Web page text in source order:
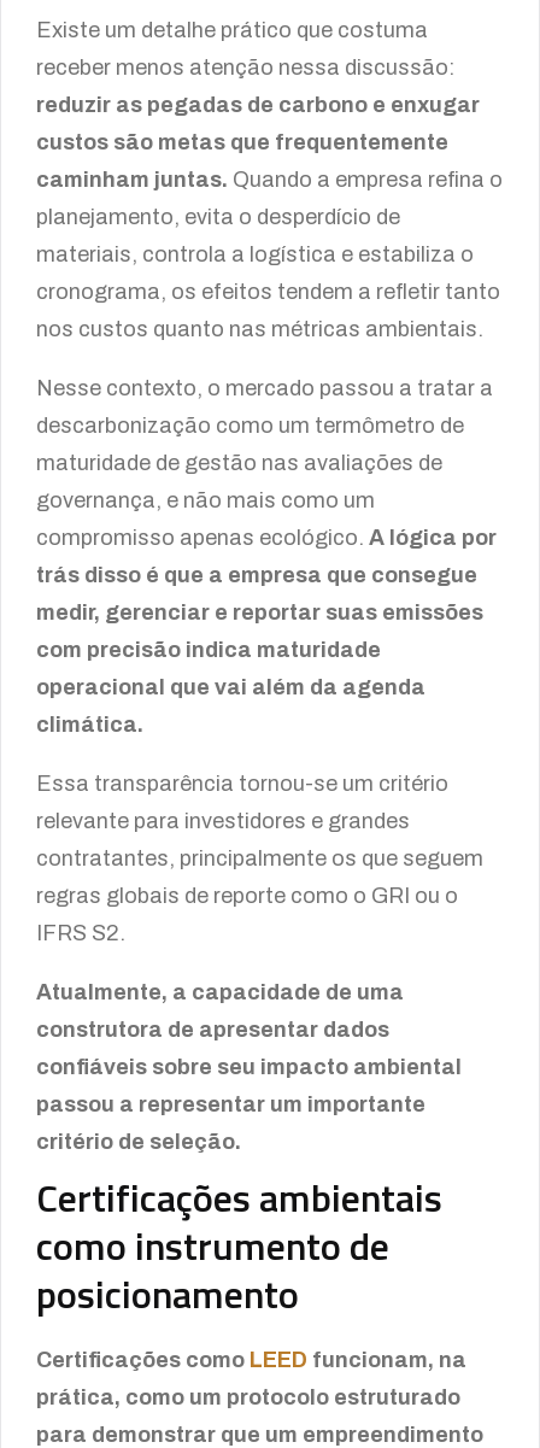
Existe um detalhe prático que costuma
receber menos atenção nessa discussão:
reduzir as pegadas de carbono e enxugar
custos são metas que frequentemente
caminham juntas. Quando a empresa refina o
planejamento, evita o desperdício de
materiais, controla a logística e estabiliza o
cronograma, os efeitos tendem a refletir tanto
nos custos quanto nas métricas ambientais.
Nesse contexto, o mercado passou a tratar a
descarbonização como um termômetro de
maturidade de gestão nas avaliações de
governança, e não mais como um
compromisso apenas ecológico. A lógica por
trás disso é que a empresa que consegue
medir, gerenciar e reportar suas emissões
com precisão indica maturidade
operacional que vai além da agenda
climática.
Essa transparência tornou-se um critério
relevante para investidores e grandes
contratantes, principalmente os que seguem
regras globais de reporte como o GRI ou o
IFRS S2.
Atualmente, a capacidade de uma
construtora de apresentar dados
confiáveis sobre seu impacto ambiental
passou a representar um importante
critério de seleção.
Certificações ambientais
como instrumento de
posicionamento
Certificações como LEED funcionam, na
prática, como um protocolo estruturado
para demonstrar que um empreendimento